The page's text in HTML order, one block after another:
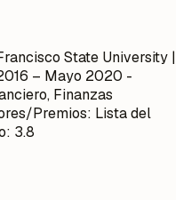
State University |
– Mayo 2020 -
Finanzas
Premios: Lista del
3.8